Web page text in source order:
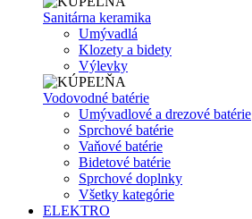
Sanitárna keramika
Umývadlá
Klozety a bidety
Výlevky
Vodovodné batérie
Umývadlové a drezové batérie
Sprchové batérie
Vaňové batérie
Bidetové batérie
Sprchové doplnky
Všetky kategórie
ELEKTRO